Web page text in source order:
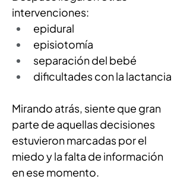
intervenciones:
epidural
episiotomía
separación del bebé
dificultades con la lactancia
Mirando atrás, siente que gran
parte de aquellas decisiones
estuvieron marcadas por el
miedo y la falta de información
en ese momento.